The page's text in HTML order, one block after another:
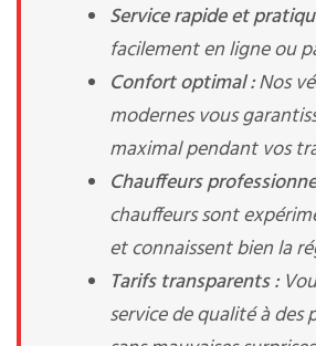
Service rapide et
facilement en ligne ou
Confort optimal :Nos
modernes vous
maximal pendant vos
Chauffeurs
chauffeurs sont
et connaissent bien la
Tarifs transparents :
service de qualité à